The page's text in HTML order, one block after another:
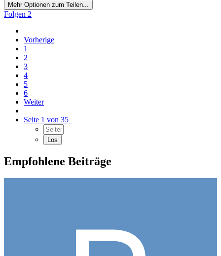
Mehr Optionen zum Teilen...
Folgen 2
Vorherige
1
2
3
4
5
6
Weiter
Seite 1 von 35
Empfohlene Beiträge